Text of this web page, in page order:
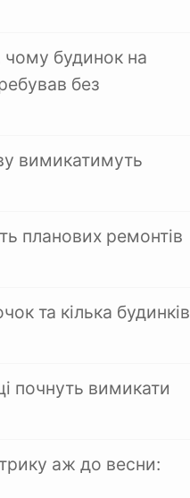
чому будинок на
без
вимикатимуть
планових ремонтів
та кілька будинків
почнуть вимикати
аж до весни: